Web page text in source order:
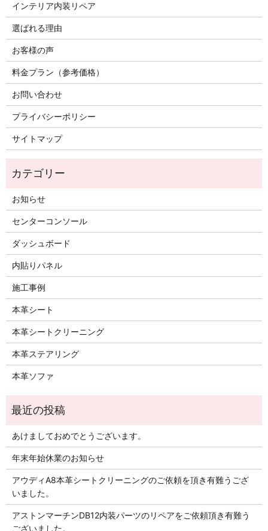
インテリア内装リペア
選ばれる理由
お客様の声
料金プラン（参考価格）
お問い合わせ
プライバシーポリシー
サイトマップ
お知らせ
センターコンソール
ダッシュボード
内貼りパネル
施工事例
本革シート
本革シートクリーニング
本革ステアリング
本革ソファ
あけましておめでとうございます。
年末年始休業のお知らせ
アウディA8本革シートクリーニングのご依頼を頂き有難うござ
いました。
アストンマーチンDB12内装パーツのリペアをご依頼頂き有難う
ございました。